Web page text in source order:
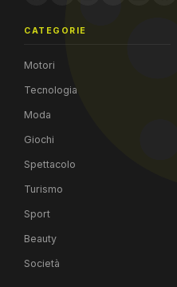
CATEGORIE
Motori
Tecnologia
Moda
Giochi
Spettacolo
Turismo
Sport
Beauty
Società